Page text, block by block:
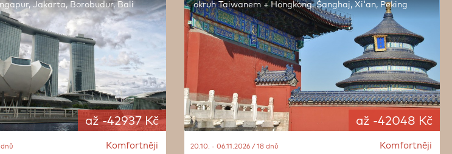
až -42937 Kč
Jakarta, Borobudur, Bali
Komfortněji
dnů
až -42048 Kč
okruh Taiwanem + Hongkong, Šanghaj, Xi'an, Peking
Komfortněji
20.10. - 06.11.2026 / 18 dnů